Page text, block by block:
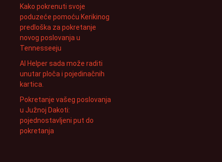
Kako pokrenuti svoje
poduzeće pomoću Kerikinog
predloška za pokretanje
novog poslovanja u
Tennesseeju
AI Helper sada može raditi
unutar ploča i pojedinačnih
kartica.
Pokretanje vašeg poslovanja
u Južnoj Dakoti:
pojednostavljeni put do
pokretanja